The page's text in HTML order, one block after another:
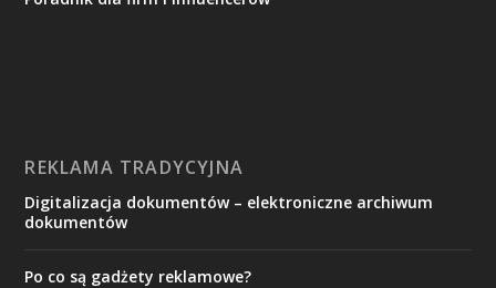
REKLAMA TRADYCYJNA
Digitalizacja dokumentów – elektroniczne archiwum
dokumentów
Po co są gadżety reklamowe?